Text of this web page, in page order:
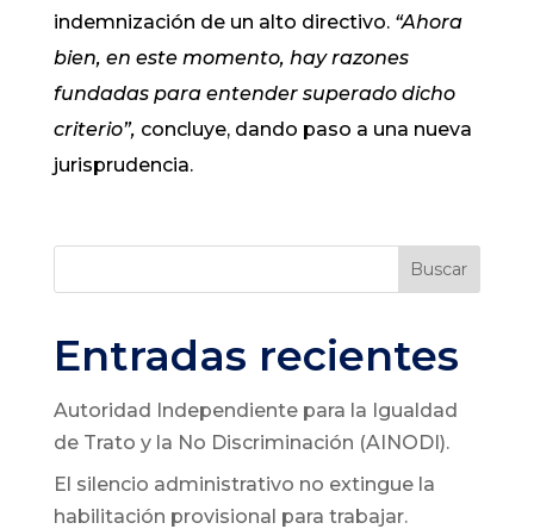
indemnización de un alto directivo. “Ahora
bien, en este momento, hay razones
fundadas para entender superado dicho
criterio”, concluye, dando paso a una nueva
jurisprudencia.
Buscar
Entradas recientes
Autoridad Independiente para la Igualdad
de Trato y la No Discriminación (AINODI).
El silencio administrativo no extingue la
habilitación provisional para trabajar.